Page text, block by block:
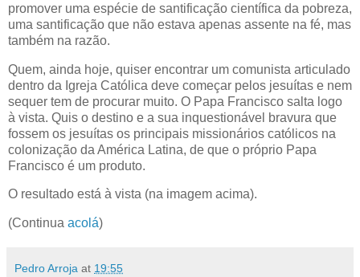
promover uma espécie de santificação científica da pobreza,
uma santificação que não estava apenas assente na fé, mas
também na razão.
Quem, ainda hoje, quiser encontrar um comunista articulado
dentro da Igreja Católica deve começar pelos jesuítas e nem
sequer tem de procurar muito. O Papa Francisco salta logo
à vista. Quis o destino e a sua inquestionável bravura que
fossem os jesuítas os principais missionários católicos na
colonização da América Latina, de que o próprio Papa
Francisco é um produto.
O resultado está à vista (na imagem acima).
(Continua acolá)
Pedro Arroja at 19:55